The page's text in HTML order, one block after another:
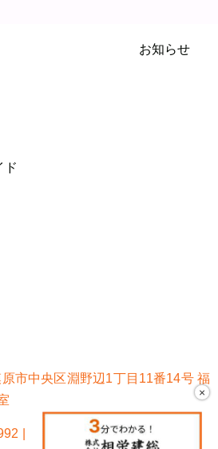
×
ド
お知らせ
市中央区淵野辺1丁目11番14号 福